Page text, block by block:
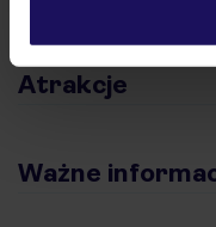
Atrakcje
Ważne